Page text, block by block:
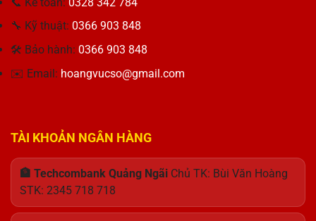
Giải
Hiển
Thị
Tối
Ưu
Tin
Cho
Nhân
🔧 Kỹ thuật: 0366 903 848
🛠 Bảo hành: 0366 903 848
✉️ Email: hoangvucso@gmail.com
TÀI KHOẢN NGÂN HÀNG
🏦 Techcombank Quảng Ngãi Chủ TK: Bùi Văn Hoàng
STK: 2345 718 718